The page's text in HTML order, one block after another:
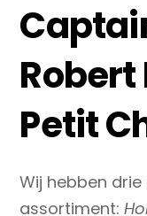
Robert
Petit
Wij hebben
assortiment: